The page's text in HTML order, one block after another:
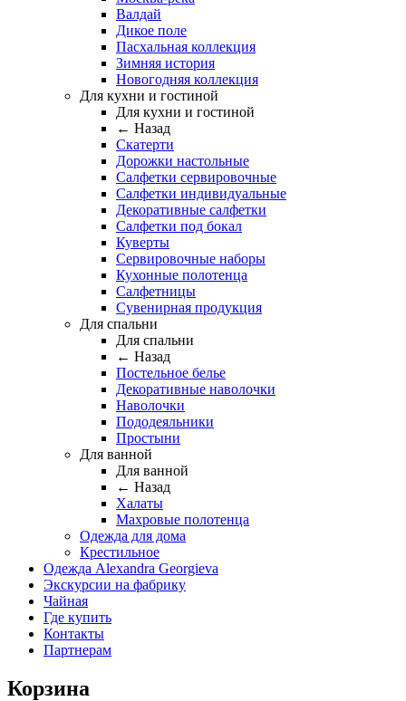
Валдай
Дикое поле
Пасхальная коллекция
Зимняя история
Новогодняя коллекция
Для кухни и гостиной
Для кухни и гостиной
← Назад
Скатерти
Дорожки настольные
Салфетки сервировочные
Салфетки индивидуальные
Декоративные салфетки
Салфетки под бокал
Куверты
Сервировочные наборы
Кухонные полотенца
Салфетницы
Сувенирная продукция
Для спальни
Для спальни
← Назад
Постельное белье
Декоративные наволочки
Наволочки
Пододеяльники
Простыни
Для ванной
Для ванной
← Назад
Халаты
Махровые полотенца
Одежда для дома
Крестильное
Одежда Alexandra Georgieva
Экскурсии на фабрику
Чайная
Где купить
Контакты
Партнерам
Корзина